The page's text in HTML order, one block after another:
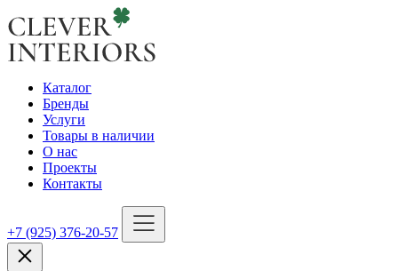
Каталог
Бренды
Услуги
Товары в наличии
О нас
Проекты
Контакты
+7 (925) 376-20-57